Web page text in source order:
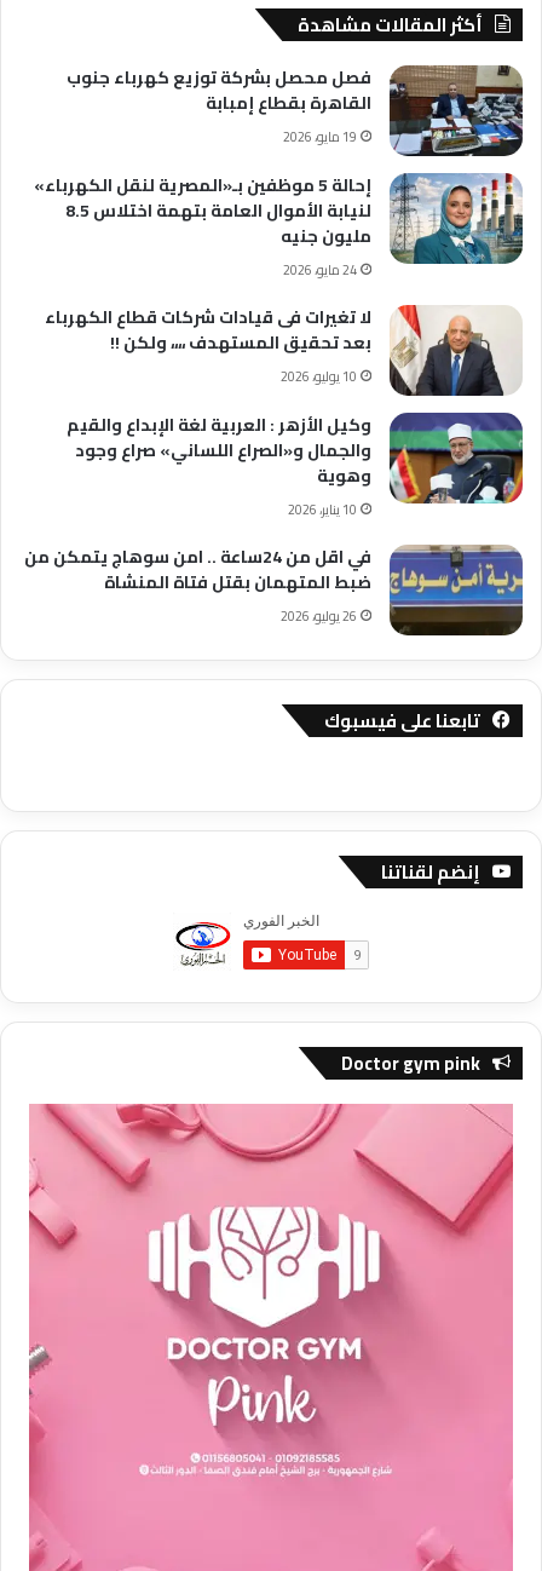
أكثر المقالات مشاهدة
فصل محصل بشركة توزيع كهرباء جنوب
القاهرة بقطاع إمبابة
19 مايو، 2026
إحالة 5 موظفين بـ«المصرية لنقل الكهرباء»
لنيابة الأموال العامة بتهمة اختلاس 8.5
مليون جنيه
24 مايو، 2026
لا تغيرات فى قيادات شركات قطاع الكهرباء
بعد تحقيق المستهدف ،،،، ولكن !!
10 يوليو، 2026
وكيل الأزهر : العربية لغة الإبداع والقيم
والجمال و«الصراع اللساني» صراع وجود
وهوية
10 يناير، 2026
في اقل من 24ساعة .. امن سوهاج يتمكن من
ضبط المتهمان بقتل فتاة المنشاة
26 يوليو، 2026
تابعنا على فيسبوك
إنضم لقناتنا
Doctor gym pink